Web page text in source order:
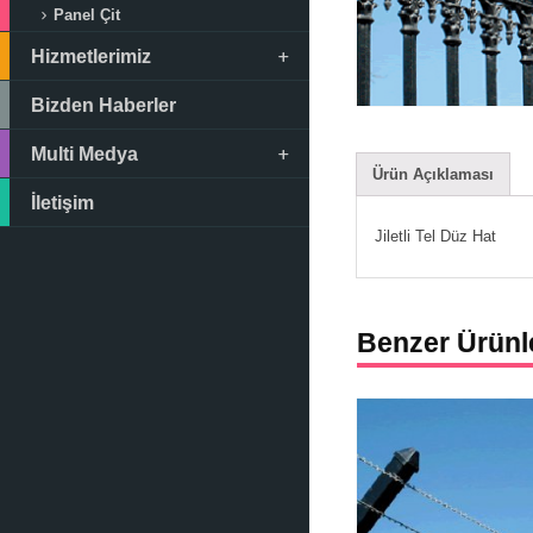
Panel Çit
Hizmetlerimiz
Bizden Haberler
Multi Medya
İletişim
Ürün Açıklaması
Jiletli Tel Düz Hat
Benzer